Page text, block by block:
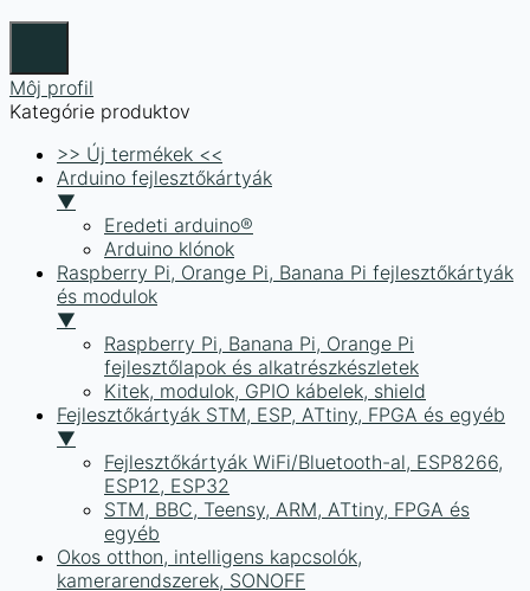
Môj profil
Kategórie produktov
>> Új termékek <<
Arduino fejlesztőkártyák
▼
Eredeti arduino®
Arduino klónok
Raspberry Pi, Orange Pi, Banana Pi fejlesztőkártyák
és modulok
▼
Raspberry Pi, Banana Pi, Orange Pi
fejlesztőlapok és alkatrészkészletek
Kitek, modulok, GPIO kábelek, shield
Fejlesztőkártyák STM, ESP, ATtiny, FPGA és egyéb
▼
Fejlesztőkártyák WiFi/Bluetooth-al, ESP8266,
ESP12, ESP32
STM, BBC, Teensy, ARM, ATtiny, FPGA és
egyéb
Okos otthon, intelligens kapcsolók,
kamerarendszerek, SONOFF